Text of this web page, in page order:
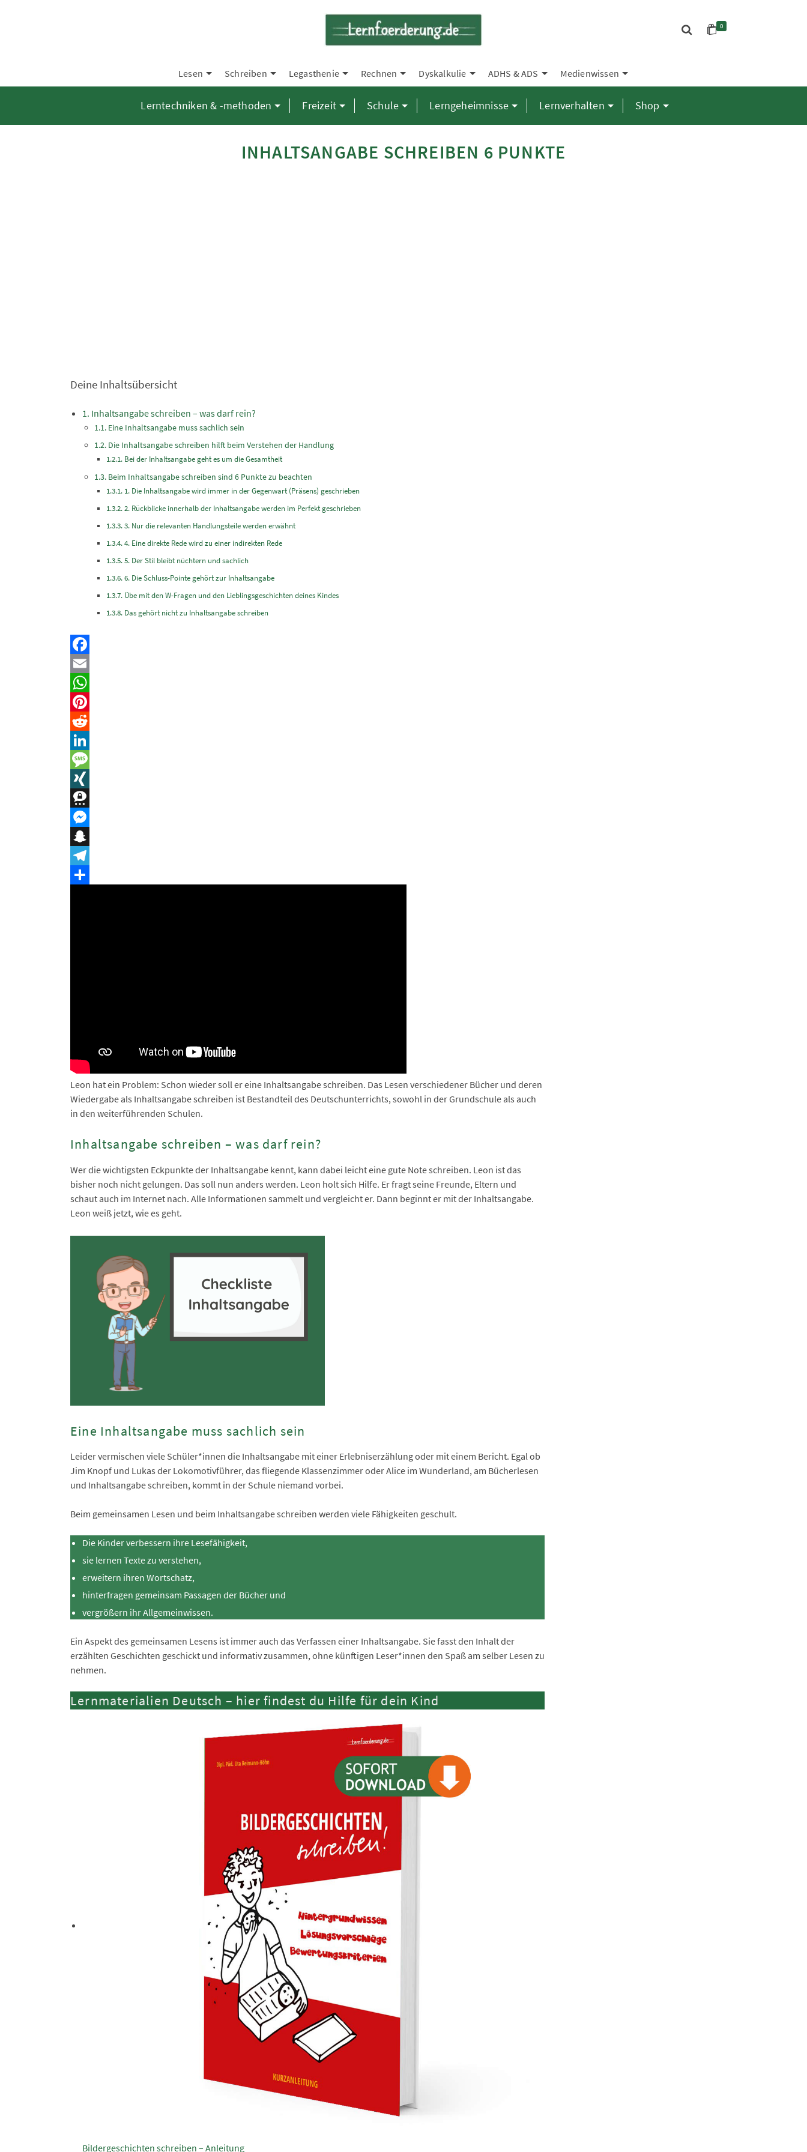
0
Lesen Schreiben Legasthenie Rechnen Dyskalkulie ADHS & ADS Medienwissen
Lerntechniken & -methoden Freizeit Schule Lerngeheimnisse Lernverhalten Shop
INHALTSANGABE SCHREIBEN 6 PUNKTE
Deine Inhaltsübersicht
Inhaltsangabe schreiben – was darf rein?
Eine Inhaltsangabe muss sachlich sein
Die Inhaltsangabe schreiben hilft beim Verstehen der Handlung
Bei der Inhaltsangabe geht es um die Gesamtheit
Beim Inhaltsangabe schreiben sind 6 Punkte zu beachten
1. Die Inhaltsangabe wird immer in der Gegenwart (Präsens) geschrieben
2. Rückblicke innerhalb der Inhaltsangabe werden im Perfekt geschrieben
3. Nur die relevanten Handlungsteile werden erwähnt
4. Eine direkte Rede wird zu einer indirekten Rede
5. Der Stil bleibt nüchtern und sachlich
6. Die Schluss-Pointe gehört zur Inhaltsangabe
Übe mit den W-Fragen und den Lieblingsgeschichten deines Kindes
Das gehört nicht zu Inhaltsangabe schreiben
Facebook
Email
WhatsApp
Pinterest
Reddit
LinkedIn
Message
XING
Threema
Messenger
Snapchat
Telegram
Leon hat ein Problem: Schon wieder soll er eine Inhaltsangabe schreiben. Das Lesen verschiedener Bücher und deren
Wiedergabe als Inhaltsangabe schreiben ist Bestandteil des Deutschunterrichts, sowohl in der Grundschule als auch
in den weiterführenden Schulen.
Inhaltsangabe schreiben – was darf rein?
Wer die wichtigsten Eckpunkte der Inhaltsangabe kennt, kann dabei leicht eine gute Note schreiben. Leon ist das
bisher noch nicht gelungen. Das soll nun anders werden. Leon holt sich Hilfe. Er fragt seine Freunde, Eltern und
schaut auch im Internet nach. Alle Informationen sammelt und vergleicht er. Dann beginnt er mit der Inhaltsangabe.
Leon weiß jetzt, wie es geht.
Eine Inhaltsangabe muss sachlich sein
Leider vermischen viele Schüler*innen die Inhaltsangabe mit einer Erlebniserzählung oder mit einem Bericht. Egal ob
Jim Knopf und Lukas der Lokomotivführer, das fliegende Klassenzimmer oder Alice im Wunderland, am Bücherlesen
und Inhaltsangabe schreiben, kommt in der Schule niemand vorbei.
Beim gemeinsamen Lesen und beim Inhaltsangabe schreiben werden viele Fähigkeiten geschult.
Die Kinder verbessern ihre Lesefähigkeit,
sie lernen Texte zu verstehen,
erweitern ihren Wortschatz,
hinterfragen gemeinsam Passagen der Bücher und
vergrößern ihr Allgemeinwissen.
Ein Aspekt des gemeinsamen Lesens ist immer auch das Verfassen einer Inhaltsangabe. Sie fasst den Inhalt der
erzählten Geschichten geschickt und informativ zusammen, ohne künftigen Leser*innen den Spaß am selber Lesen zu
nehmen.
Lernmaterialien Deutsch – hier findest du Hilfe für dein Kind
Bildergeschichten schreiben – Anleitung